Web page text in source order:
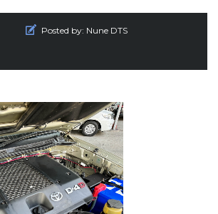
Posted by: Nune DTS